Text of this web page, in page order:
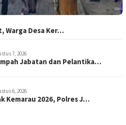
Warga Desa Ker…
7, 2026
Jabatan dan Pelantika…
6, 2026
Kemarau 2026, Polres J…